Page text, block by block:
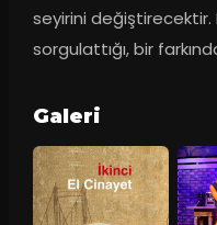
seyirini değiştirecektir.
sorgulattığı, bir
Galeri